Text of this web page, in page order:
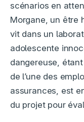
scénarios en
Morgane, un être
vit dans un
adolescente
dangereuse, étant
de l’une des
assurances, est
du projet pour